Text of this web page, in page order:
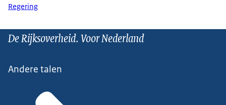
Regering
De Rijksoverheid. Voor Nederland
Andere talen